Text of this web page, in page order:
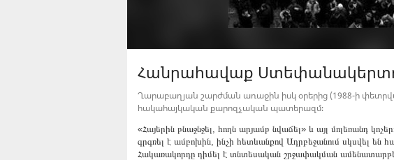
Հանրահավաք
Ղարաբաղյան շարժման առաջին իսկ օրերից (1988-ի
հակահայկական քարոզչական պատերազմ։
«Հայերին բնաջնջել, հողն արյամբ նվաճել» և այլ մոլեռանդ
գրգռել է ամբոխին, ինչի հետևանքով Ադրբեջանում սկսվել են
Հակառակորդը դիմել է տնտեսական շրջափակման